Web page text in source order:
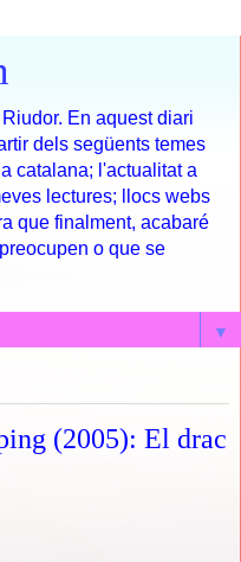
En aquest diari
dels següents temes
catalana; l'actualitat a
lectures; llocs webs
que finalment, acabaré
o que se
▼
(2005): El drac